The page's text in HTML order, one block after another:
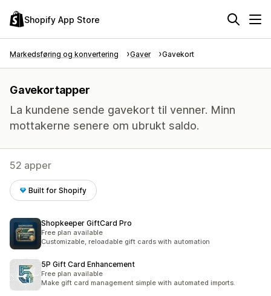
Shopify App Store
Markedsføring og konvertering Gaver Gavekort
Gavekortapper
La kundene sende gavekort til venner. Minn
mottakerne senere om ubrukt saldo.
52 apper
Built for Shopify
Shopkeeper GiftCard Pro
Free plan available
Customizable, reloadable gift cards with automation
5P Gift Card Enhancement
Free plan available
Make gift card management simple with automated imports.